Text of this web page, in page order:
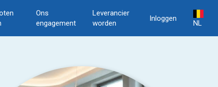
Ons
engagement
Leverancier
worden
Inloggen
NL